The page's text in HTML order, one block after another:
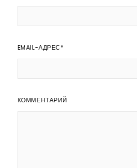
EMAIL-АДРЕС*
КОММЕНТАРИЙ